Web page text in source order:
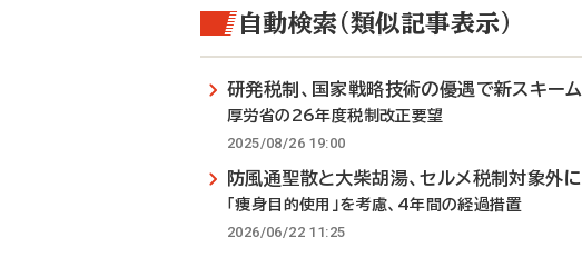
自動検索（類似記事表示）
研発税制、国家戦略技術の優遇で新スキーム
厚労省の26年度税制改正要望
2025/08/26 19:00
防風通聖散と大柴胡湯、セルメ税制対象外に
「痩身目的使用」を考慮、4年間の経過措置
2026/06/22 11:25